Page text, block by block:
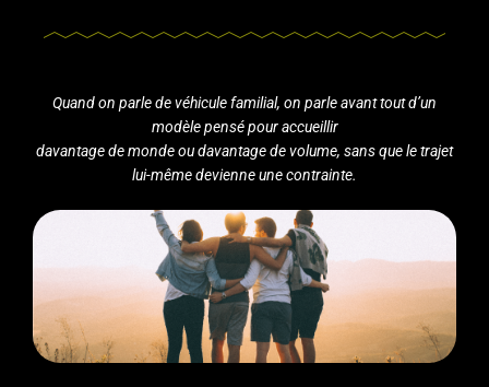
Quand on parle de véhicule familial, on parle avant tout d’un
modèle pensé pour accueillir
davantage de monde ou davantage de volume, sans que le trajet
lui-même devienne une contrainte.